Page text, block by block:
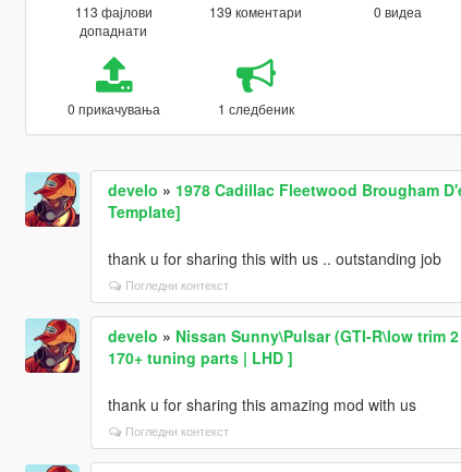
113 фајлови
допаднати
139 коментари 0 видеа
0 прикачувања 1 следбеник
develo » 1978 Cadillac Fleetwood Brougham
Template]
thank u for sharing this with us .. outstanding job
Погледни контекст
develo » Nissan Sunny\Pulsar (GTI-R\low trim
170+ tuning parts | LHD ]
thank u for sharing this amazing mod with us
Погледни контекст